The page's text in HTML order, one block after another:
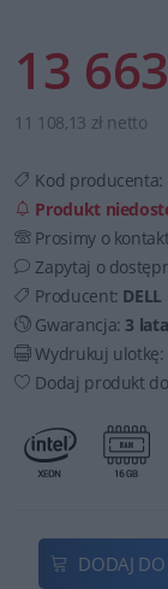
13
11 108,13 zł netto
Kod producenta:
Produkt
Prosimy o
Zapytaj o
Producent: DELL
Gwarancja:3 lata
Wydrukuj ulotkę:
Dodaj produkt
DODAJ